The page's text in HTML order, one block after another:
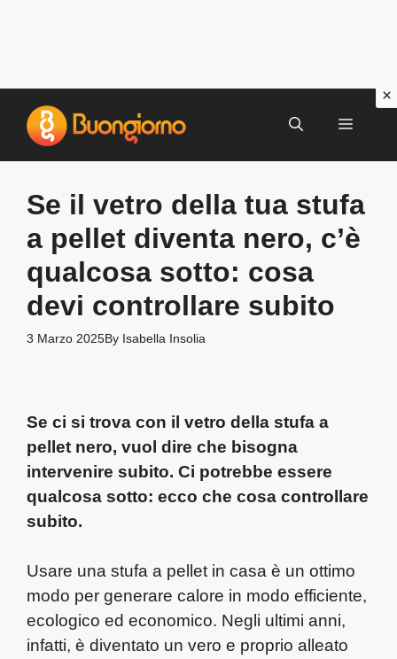
contenuto
MENU
Se il vetro della tua stufa
a pellet diventa nero, c’è
qualcosa sotto: cosa
devi controllare subito
3 Marzo 2025By Isabella Insolia
Se ci si trova con il vetro della stufa a
pellet nero, vuol dire che bisogna
intervenire subito. Ci potrebbe essere
qualcosa sotto: ecco che cosa controllare
subito.
Usare una stufa a pellet in casa è un ottimo
modo per generare calore in modo efficiente,
ecologico ed economico. Negli ultimi anni,
infatti, è diventato un vero e proprio alleato